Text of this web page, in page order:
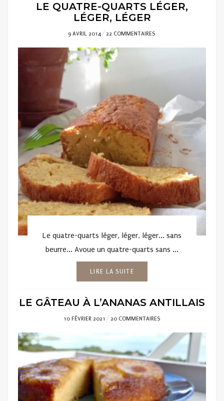
LE QUATRE-QUARTS LÉGER,
LÉGER, LÉGER
POSTED
ON
9 AVRIL 2014 22 COMMENTAIRES
Le quatre-quarts léger, léger, léger... sans
beurre... Avoue un quatre-quarts sans ...
LIRE LA SUITE
LE GÂTEAU À L’ANANAS ANTILLAIS
POSTED
10 FÉVRIER 2021 20 COMMENTAIRES